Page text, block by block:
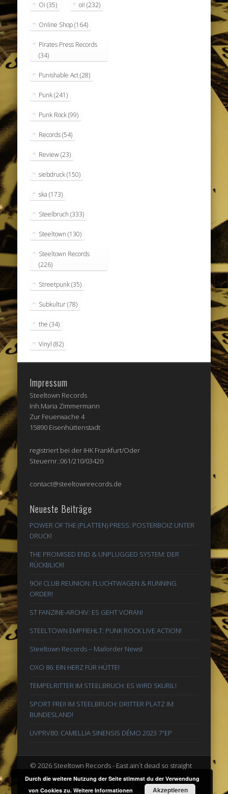
Oi (35) oi! (232)
Online Shop(164)
Pirates Press Records
(34)
Punishable Act(28)
Punk(241)
Punk Rock(99)
Records(54)
Review(23)
siebdruck(150)
ska (173)
Steelbruch (333)
Steeltown (130)
Steeltown Records
(226)
Streetpunk(35)
Subkultur(78)
the (34)
Vinyl (82)
Impressum
Steeltown Records
Inh.Maria Zimmermann
Zur Feuerwache 4
15890 Eisenhüttenstadt
registriert bei der IHK Frankfurt/Oder
Steuernr.:061/210/03420
contact@steeltownrecords.de
Neueste Beiträge
POWER OF THE (PLATTEN) PRESS: POSTERBOIZ UNTER
DRUCK!
THE PROMISED END & UNPLUGGED SYSTEM: DER
RÜCKBLICK!
9Oi! CLUB REUNION: FLUCHTWAGEN & RUNNING
ORDER!
ST FANZINE-ARCHIV: ES GEHT VORAN!
STEELTOWN EMPFIEHLT: PUNK ROCK LIVE ACTION!
Steeltown Records – Mailorder News!
OXO 86: EIN HERZ FÜR HÜTTE!
TEMPELRITTER IM STEELBRUCH: ES WIRD SKURIL!
SPORT FREI! IM STEELBRUCH: DRITTER PLATZ IM
BUNDESLAND!
UVPRV80: CAMELLIA SINENSIS DÉMO 2023 7″EP
© 2026 Steeltown Records - East ain`t dead so straight
ahead
Powered byPinboard ThemebyOne Designsand
Durch die weitere Nutzung der Seite stimmst du der Verwendung
von Cookies zu.Weitere Informationen Akzeptieren